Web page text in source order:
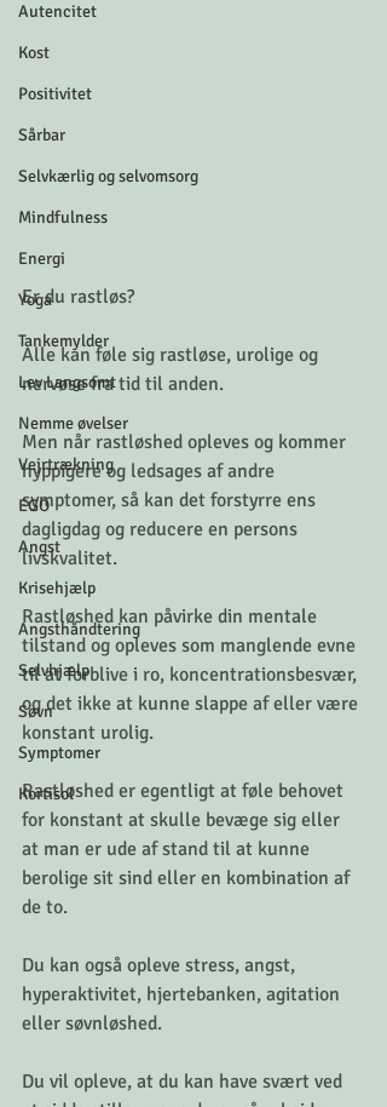
Autencitet
Kost
Positivitet
Sårbar
Selvkærlig og selvomsorg
Mindfulness
Energi
Yoga
Tankemylder
Lev Langsomt
Nemme øvelser
Vejrtrækning
EGO
Angst
Krisehjælp
Angsthåndtering
Selvhjælp
Søvn
Symptomer
Kortisol
Er du rastløs?
Alle kan føle sig rastløse, urolige og
nervøse fra tid til anden.
Men når rastløshed opleves og kommer
hyppigere og ledsages af andre
symptomer, så kan det forstyrre ens
dagligdag og reducere en persons
livskvalitet.
Rastløshed kan påvirke din mentale
tilstand og opleves som manglende evne
til at forblive i ro, koncentrationsbesvær,
og det ikke at kunne slappe af eller være
konstant urolig.
Rastløshed er egentligt at føle behovet
for konstant at skulle bevæge sig eller
at man er ude af stand til at kunne
berolige sit sind eller en kombination af
de to.
Du kan også opleve stress, angst,
hyperaktivitet, hjertebanken, agitation
eller søvnløshed.
Du vil opleve, at du kan have svært ved